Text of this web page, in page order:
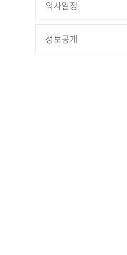
의사일정
정보공개